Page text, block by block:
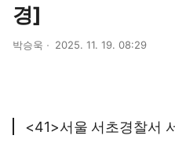
경]
박승욱 2025. 11. 19. 08:29
<41>서울 서초경찰서